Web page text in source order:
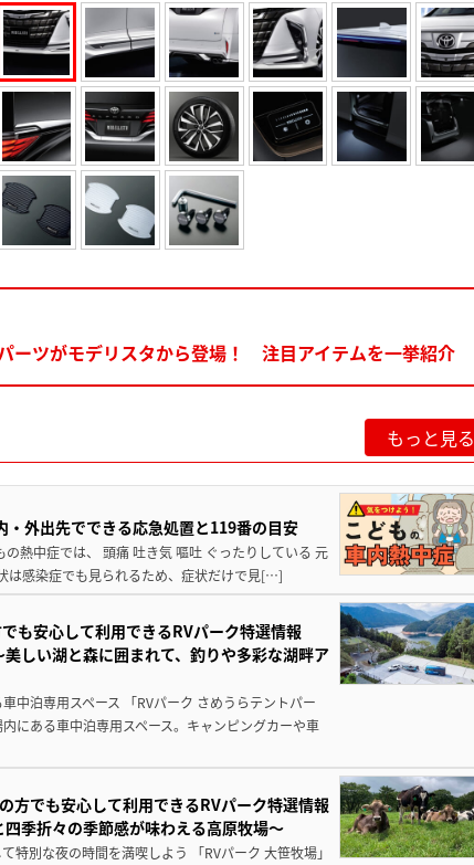
ーツがモデリスタから登場！ 注目アイテムを一挙紹介
もっと見る
・外出先でできる応急処置と119番の目安
熱中症では、 頭痛 吐き気 嘔吐 ぐったりしている 元
は感染症でも見られるため、症状だけで見[…]
も安心して利用できるRVパーク特選情報
しい湖と森に囲まれて、釣りや多彩な湖畔ア
中泊専用スペース 「RVパーク さめうらテントパー
にある車中泊専用スペース。キャンピングカーや車
方でも安心して利用できるRVパーク特選情報
四季折々の季節感が味わえる高原牧場～
特別な夜の時間を満喫しよう 「RVパーク 大笹牧場」